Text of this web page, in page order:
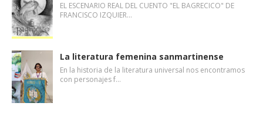
EL ESCENARIO REAL DEL CUENTO "EL BAGRECICO" DE
FRANCISCO IZQUIER…
La literatura femenina sanmartinense
En la historia de la literatura universal nos encontramos
con personajes f…